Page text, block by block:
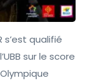
s’est qualifié
sur le score